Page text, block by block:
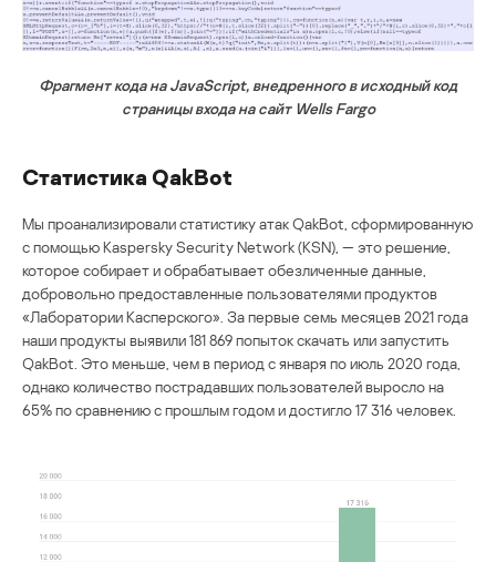
Фрагмент кода на JavaScript, внедренного в исходный код
страницы входа на сайт Wells Fargo
Статистика QakBot
Мы проанализировали статистику атак QakBot, сформированную
с помощью Kaspersky Security Network (KSN), — это решение,
которое собирает и обрабатывает обезличенные данные,
добровольно предоставленные пользователями продуктов
«Лаборатории Касперского». За первые семь месяцев 2021 года
наши продукты выявили 181 869 попыток скачать или запустить
QakBot. Это меньше, чем в период с января по июль 2020 года,
однако количество пострадавших пользователей выросло на
65% по сравнению с прошлым годом и достигло 17 316 человек.